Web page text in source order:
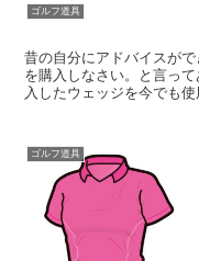
ゴルフ道具
昔の自分にアドバイスが
を購入しなさい。と言っ
入したウェッジを今でも
ゴルフ道具